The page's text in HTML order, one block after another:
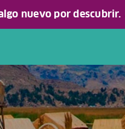
nuevo por descubrir.